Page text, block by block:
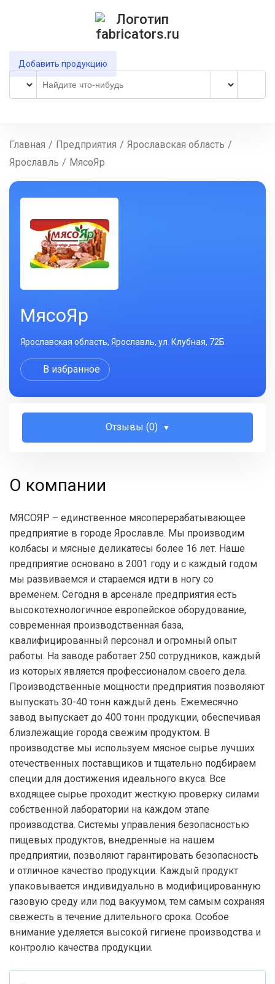
Добавить продукцию
Главная / Предприятия / Ярославская область /
Ярославль / МясоЯр
МясоЯр
Ярославская область, Ярославль, ул. Клубная, 72Б
В избранное
Отзывы (0)
О компании
МЯСОЯР – единственное мясоперерабатывающее
предприятие в городе Ярославле. Мы производим
колбасы и мясные деликатесы более 16 лет. Наше
предприятие основано в 2001 году и с каждый годом
мы развиваемся и стараемся идти в ногу со
временем. Сегодня в арсенале предприятия есть
высокотехнологичное европейское оборудование,
современная производственная база,
квалифицированный персонал и огромный опыт
работы. На заводе работает 250 сотрудников, каждый
из которых является профессионалом своего дела.
Производственные мощности предприятия позволяют
выпускать 30-40 тонн каждый день. Ежемесячно
завод выпускает до 400 тонн продукции, обеспечивая
близлежащие города свежим продуктом. В
производстве мы используем мясное сырье лучших
отечественных поставщиков и тщательно подбираем
специи для достижения идеального вкуса. Все
входящее сырье проходит жесткую проверку силами
собственной лаборатории на каждом этапе
производства. Системы управления безопасностью
пищевых продуктов, внедренные на нашем
предприятии, позволяют гарантировать безопасность
и отличное качество продукции. Каждый продукт
упаковывается индивидуально в модифицированную
газовую среду или под вакуумом, тем самым сохраняя
свежесть в течение длительного срока. Особое
внимание уделяется высокой гигиене производства и
контролю качества продукции.